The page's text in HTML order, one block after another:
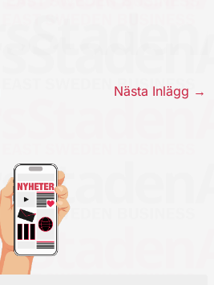
Nästa Inlägg →